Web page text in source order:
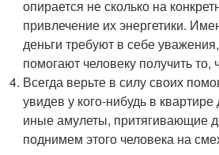
опирается не сколько на
привлечение их энергетики.
деньги требуют в себе
помогают человеку получить то,
Всегда верьте в силу своих
увидев у кого-нибудь в
иные амулеты, притягивающие
поднимем этого человека на